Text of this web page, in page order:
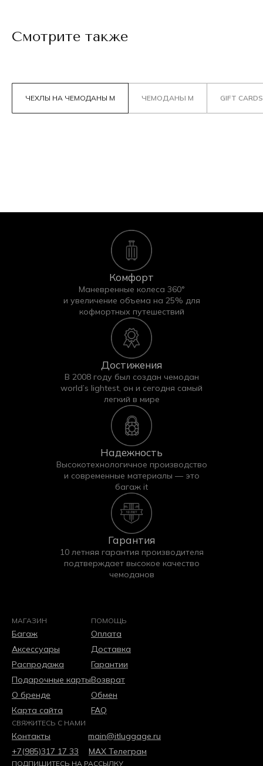
Боковые молниидля удобного доступа к
боковым ручкам чемодана,
Верхние отверстиядля телескопической и
Надежная молния внизу
, которая фиксирует
чехол и предотвращает его расхождение в
процессе эксплуатации.
Материал чехла — плотная эластичная ткань
(290 г/м²), обеспечивающая долговечность и
комфорт в использовании. Яркая сублимационная
печать помогает легко заметить ваш чемодан на
ленте выдачи багажа.
Каждый чехол поставляется в
, которая повторяет принт чехла, что
удобно для хранения.
Смотрите также
ЧЕХЛЫ НА ЧЕМОДАНЫ М ЧЕМОДАНЫ М GIFT CARDS
Комфорт
Маневренные колеса 360°
и увеличение объема на 25% для
кофмортных путешествий
Достижения
В 2008 году был создан чемодан
world’s lightest, он и сегодня самый
легкий в мире
Надежность
Высокотехнологичное производство
и современные материалы — это
багаж it
Гарантия
10 летняя гарантия производителя
подтверждает высокое качество
чемоданов
МАГАЗИН
Багаж
Аксессуары
Распродажа
Подарочные карты
О бренде
Карта сайта
ПОМОЩЬ
Оплата
Доставка
Гарантии
Возврат
Обмен
FAQ
СВЯЖИТЕСЬ С НАМИ
Контакты
main@itluggage.ru
+7(985)317 17 33
МАХ Телеграм
ПОДПИШИТЕСЬ НА РАССЫЛКУ